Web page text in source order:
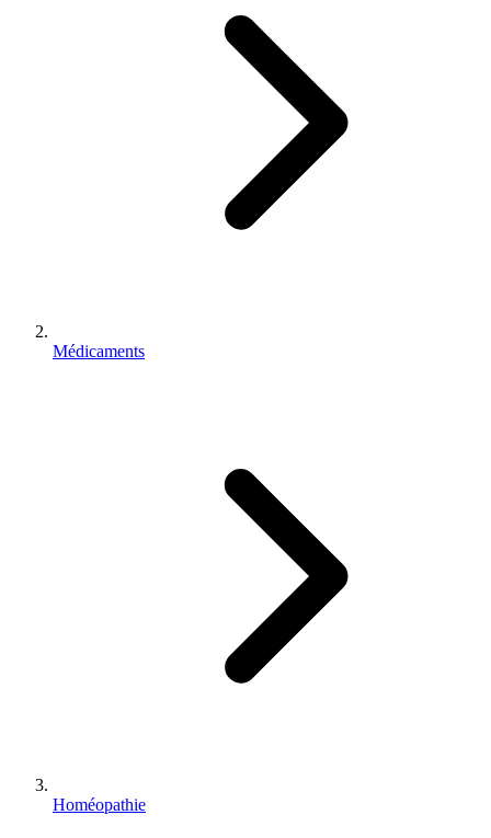
Médicaments
Homéopathie